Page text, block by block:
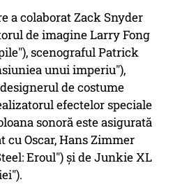
a colaborat Zack Snyder
de imagine Larry Fong
scenograful Patrick
unui imperiu"),
de costume
efectelor speciale
sonoră este asigurată
Oscar, Hans Zimmer
Eroul") şi de Junkie XL